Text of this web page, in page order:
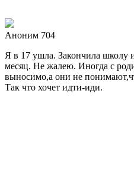
Аноним 704
Я в 17 ушла. Закончила школу
месяц. Не жалею. Иногда с
выносимо,а они не
Так что хочет идти-иди.